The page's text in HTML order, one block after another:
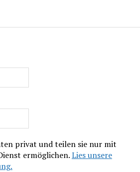
privat und teilen sie nur mit
ermöglichen.Lies unsere